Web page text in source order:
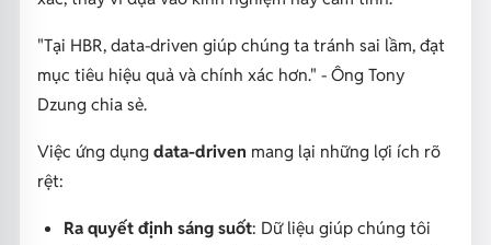
"Tại HBR, data-driven giúp chúng ta tránh sai lầm, đạt
mục tiêu hiệu quả và chính xác hơn." - Ông Tony
Dzung chia sẻ.
Việc ứng dụng data-driven mang lại những lợi ích rõ
rệt:
Ra quyết định sáng suốt: Dữ liệu giúp chúng tôi